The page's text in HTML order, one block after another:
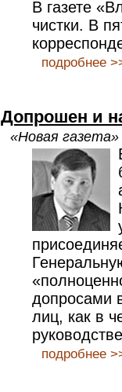
В газете
чистки. В
подробнее
Допрошен и
«Новая газета»
допросами
лиц, как в
подробнее